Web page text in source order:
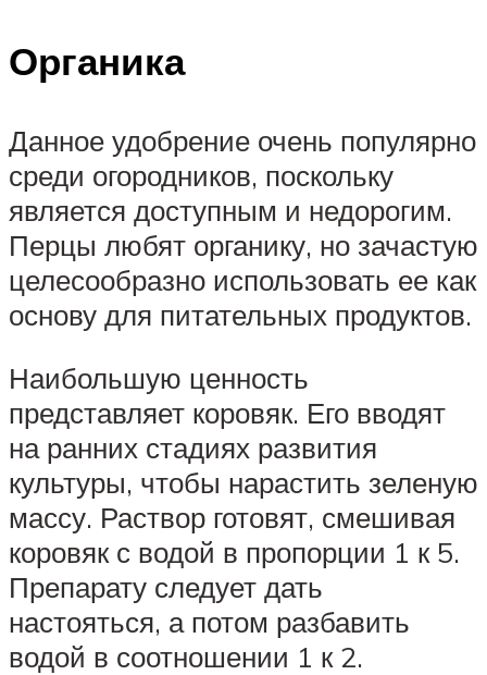
Органика
Данное удобрение очень популярно
среди огородников, поскольку
является доступным и недорогим.
Перцы любят органику, но зачастую
целесообразно использовать ее как
основу для питательных продуктов.
Наибольшую ценность
представляет коровяк. Его вводят
на ранних стадиях развития
культуры, чтобы нарастить зеленую
массу. Раствор готовят, смешивая
коровяк с водой в пропорции 1 к 5.
Препарату следует дать
настояться, а потом разбавить
водой в соотношении 1 к 2.